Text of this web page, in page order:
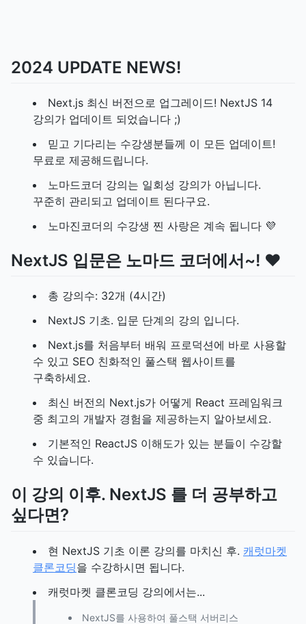
2024 UPDATE NEWS!
Next.js 최신 버전으로 업그레이드! NextJS 14
강의가 업데이트 되었습니다 ;)
믿고 기다리는 수강생분들께 이 모든 업데이트!
무료로 제공해드립니다.
노마드코더 강의는 일회성 강의가 아닙니다.
꾸준히 관리되고 업데이트 된다구요.
노마진코더의 수강생 찐 사랑은 계속 됩니다 💜
NextJS 입문은 노마드 코더에서~! ❤
총 강의수: 32개 (4시간)
NextJS 기초. 입문 단계의 강의 입니다.
Next.js를 처음부터 배워 프로덕션에 바로 사용할
수 있고 SEO 친화적인 풀스택 웹사이트를
구축하세요.
최신 버전의 Next.js가 어떻게 React 프레임워크
중 최고의 개발자 경험을 제공하는지 알아보세요.
기본적인 ReactJS 이해도가 있는 분들이 수강할
수 있습니다.
이 강의 이후. NextJS 를 더 공부하고
싶다면?
현 NextJS 기초 이론 강의를 마치신 후. 캐럿마켓
클론코딩을 수강하시면 됩니다.
캐럿마켓 클론코딩 강의에서는...
NextJS를 사용하여 풀스택 서버리스